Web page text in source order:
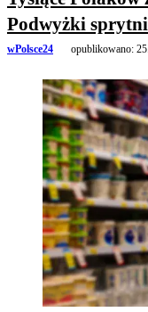
Podwyżki
wPolsce24 opublikowano: